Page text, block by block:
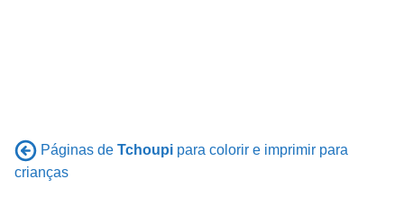
Páginas de Tchoupi para colorir e imprimir para
crianças